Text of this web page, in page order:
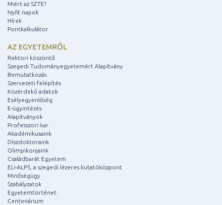
Miért az SZTE?
Nyílt napok
Hírek
Pontkalkulátor
AZ EGYETEMRŐL
Rektori köszöntő
Szegedi Tudományegyetemért Alapítvány
Bemutatkozás
Szervezeti felépítés
Közérdekű adatok
Esélyegyenlőség
E-ügyintézés
Alapítványok
Professzori kar
Akadémikusaink
Díszdoktoraink
Olimpikonjaink
Családbarát Egyetem
ELI-ALPS, a szegedi lézeres kutatóközpont
Minőségügy
Szabályzatok
Egyetemtörténet
Centenárium